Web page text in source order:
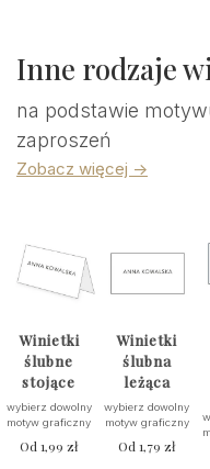
Inne rodzaje
na podstawie
zaproszeń
Zobacz więcej ->
Winietki
ślubne
stojące
wybierz dowolny
motyw graficzny
Od1,99zł
Winietki
ślubna
leżąca
wybierz dowolny
motyw graficzny
Od1,79zł